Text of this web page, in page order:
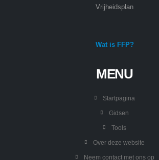
Vrijheidsplan
Wat is FFP?
MENU
Startpagina
Gidsen
Tools
Over deze website
Neem contact met ons op